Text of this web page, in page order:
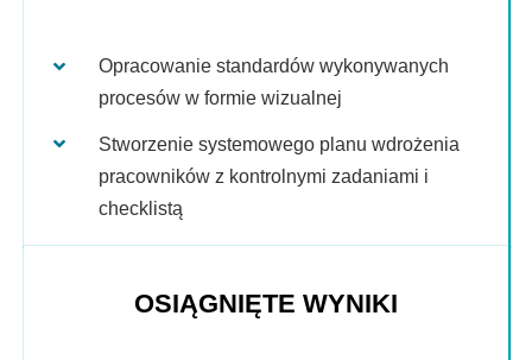
Opracowanie standardów wykonywanych
procesów w formie wizualnej
Stworzenie systemowego planu wdrożenia
pracowników z kontrolnymi zadaniami i
checklistą
OSIĄGNIĘTE WYNIKI